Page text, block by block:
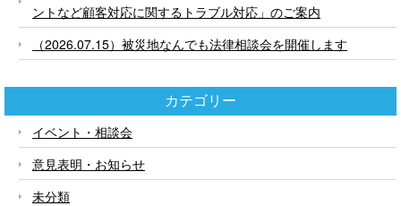
ントなど顧客対応に関するトラブル対応」のご案内
（2026.07.15）被災地なんでも法律相談会を開催します
カテゴリー
イベント・相談会
意見表明・お知らせ
未分類